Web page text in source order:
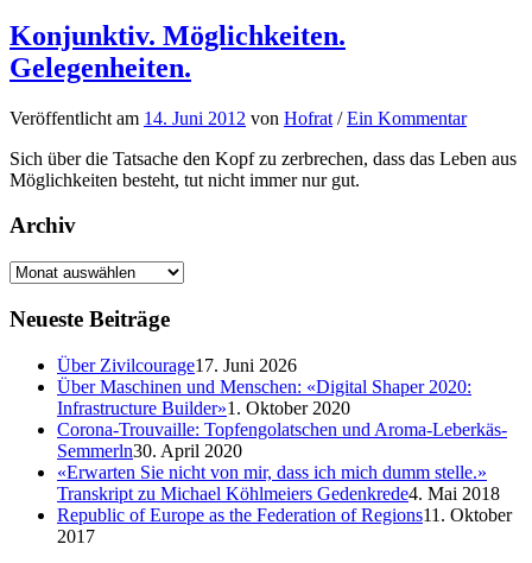
Konjunktiv. Möglichkeiten.
Gelegenheiten.
Veröffentlicht am 14. Juni 2012 von Hofrat /Ein Kommentar
Sich über die Tatsache den Kopf zu zerbrechen, dass das Leben aus
Möglichkeiten besteht, tut nicht immer nur gut.
Archiv
Neueste Beiträge
Über Zivilcourage17. Juni 2026
Über Maschinen und Menschen: «Digital Shaper 2020:
Infrastructure Builder»1. Oktober 2020
Corona-Trouvaille: Topfengolatschen und Aroma-Leberkäs-
Semmerln30. April 2020
«Erwarten Sie nicht von mir, dass ich mich dumm stelle.»
Transkript zu Michael Köhlmeiers Gedenkrede4. Mai 2018
Republic of Europe as the Federation of Regions11. Oktober
2017